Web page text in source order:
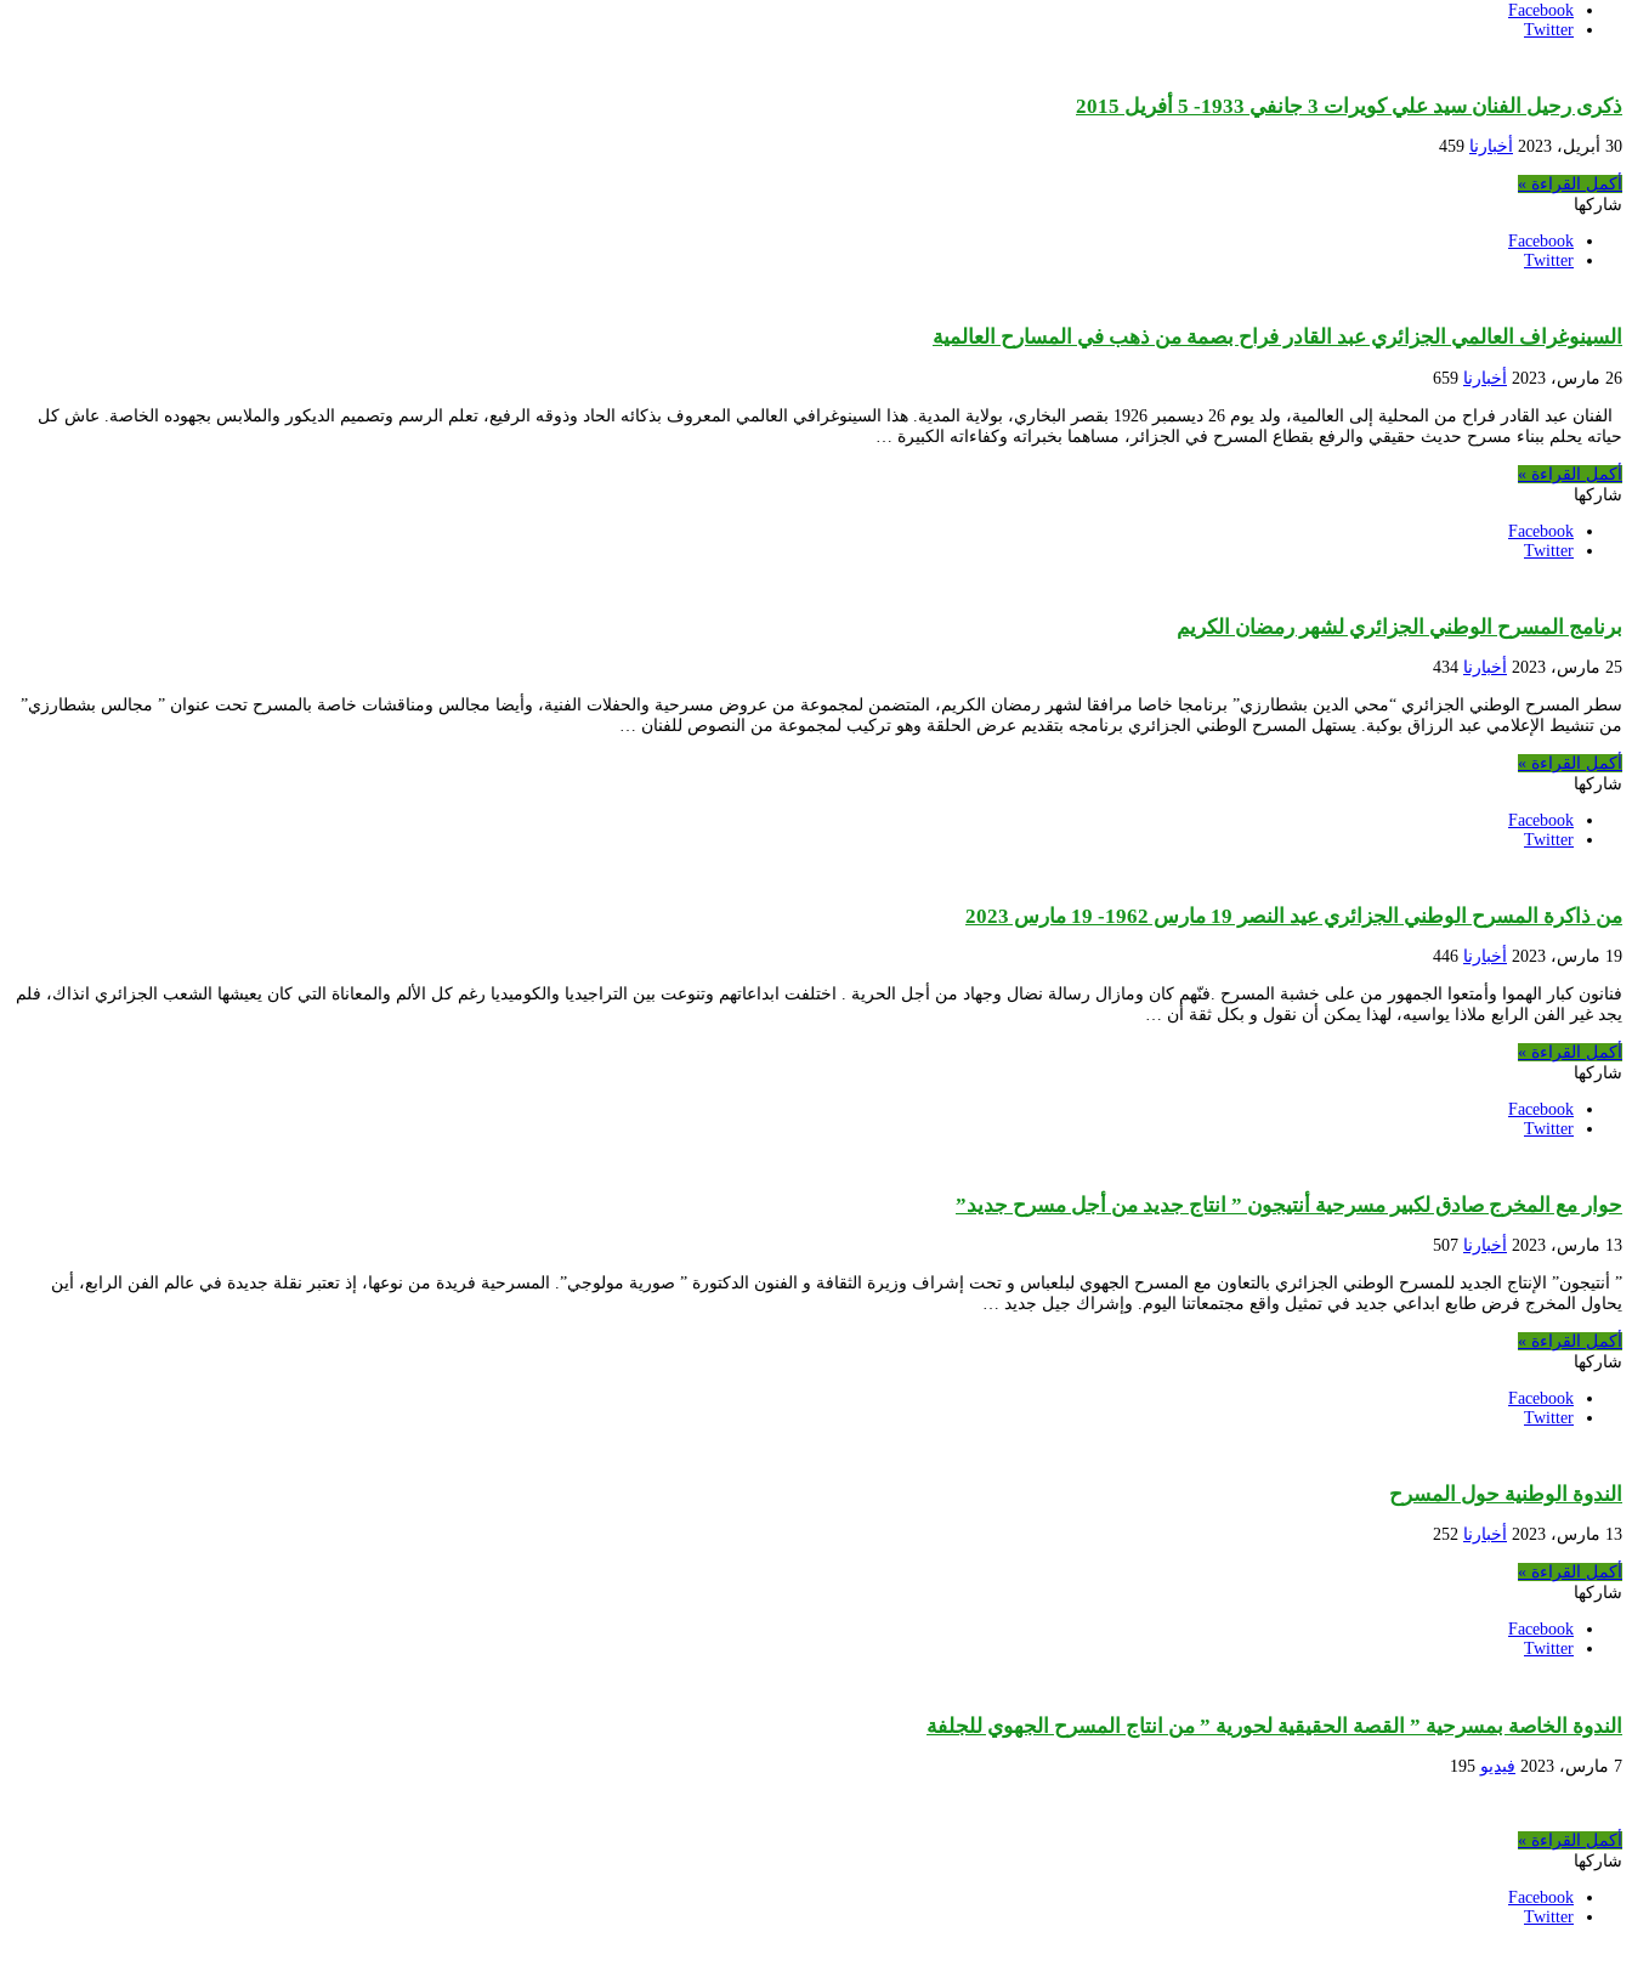
Facebook
Twitter
ذكرى رحيل الفنان سيد علي كويرات 3 جانفي 1933- 5 أفريل 2015
30 أبريل، 2023 أخبارنا 459
أكمل القراءة »
شاركها
Facebook
Twitter
السينوغراف العالمي الجزائري عبد القادر فراح بصمة من ذهب في المسارح العالمية
26 مارس، 2023 أخبارنا 659
الفنان عبد القادر فراح من المحلية إلى العالمية، ولد يوم 26 ديسمبر 1926 بقصر البخاري، بولاية المدية. هذا السينوغرافي العالمي المعروف بذكائه الحاد وذوقه الرفيع، تعلم الرسم وتصميم الديكور والملابس بجهوده الخاصة. عاش كل
حياته يحلم ببناء مسرح حديث حقيقي والرفع بقطاع المسرح في الجزائر، مساهما بخبراته وكفاءاته الكبيرة …
أكمل القراءة »
شاركها
Facebook
Twitter
برنامج المسرح الوطني الجزائري لشهر رمضان الكريم
25 مارس، 2023 أخبارنا 434
سطر المسرح الوطني الجزائري “محي الدين بشطارزي” برنامجا خاصا مرافقا لشهر رمضان الكريم، المتضمن لمجموعة من عروض مسرحية والحفلات الفنية، وأيضا مجالس ومناقشات خاصة بالمسرح تحت عنوان ” مجالس بشطارزي”
من تنشيط الإعلامي عبد الرزاق بوكبة. يستهل المسرح الوطني الجزائري برنامجه بتقديم عرض الحلقة وهو تركيب لمجموعة من النصوص للفنان …
أكمل القراءة »
شاركها
Facebook
Twitter
من ذاكرة المسرح الوطني الجزائري عيد النصر 19 مارس 1962- 19 مارس 2023
19 مارس، 2023 أخبارنا 446
فنانون كبار الهموا وأمتعوا الجمهور من على خشبة المسرح .فنّهم كان ومازال رسالة نضال وجهاد من أجل الحرية . اختلفت ابداعاتهم وتنوعت بين التراجيديا والكوميديا رغم كل الألم والمعاناة التي كان يعيشها الشعب الجزائري انذاك، فلم
يجد غير الفن الرابع ملاذا يواسيه، لهذا يمكن أن نقول و بكل ثقة أن …
أكمل القراءة »
شاركها
Facebook
Twitter
حوار مع المخرج صادق لكبير مسرحية أنتيجون ” انتاج جديد من أجل مسرح جديد”
13 مارس، 2023 أخبارنا 507
” أنتيجون” الإنتاج الجديد للمسرح الوطني الجزائري بالتعاون مع المسرح الجهوي لبلعباس و تحت إشراف وزيرة الثقافة و الفنون الدكتورة ” صورية مولوجي”. المسرحية فريدة من نوعها، إذ تعتبر نقلة جديدة في عالم الفن الرابع، أين
يحاول المخرج فرض طابع ابداعي جديد في تمثيل واقع مجتمعاتنا اليوم. وإشراك جيل جديد …
أكمل القراءة »
شاركها
Facebook
Twitter
الندوة الوطنية حول المسرح
13 مارس، 2023 أخبارنا 252
أكمل القراءة »
شاركها
Facebook
Twitter
الندوة الخاصة بمسرحية ” القصة الحقيقية لحورية ” من انتاج المسرح الجهوي للجلفة
7 مارس، 2023 فيديو 195
أكمل القراءة »
شاركها
Facebook
Twitter